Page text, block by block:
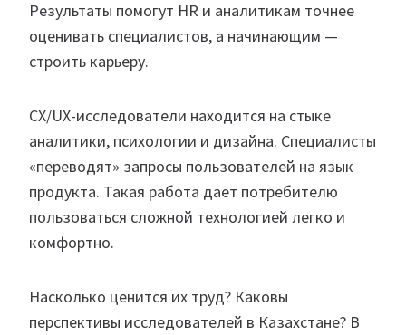
Результаты помогут HR и аналитикам точнее
оценивать специалистов, а начинающим —
строить карьеру.
CX/UX-исследователи находится на стыке
аналитики, психологии и дизайна. Специалисты
«переводят» запросы пользователей на язык
продукта. Такая работа дает потребителю
пользоваться сложной технологией легко и
комфортно.
Насколько ценится их труд? Каковы
перспективы исследователей в Казахстане? В